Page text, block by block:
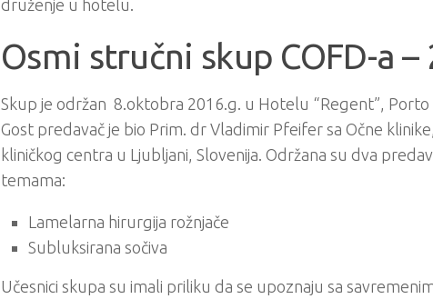
druženje u hotelu.
Osmi stručni skup COFD-a –
Skup je održan 8.oktobra 2016.g. u Hotelu “Regent”,
Gost predavač je bio Prim. dr Vladimir Pfeifer sa Očne
kliničkog centra u Ljubljani, Slovenija. Održana su dva
temama:
Lamelarna hirurgija rožnjače
Subluksirana sočiva
Učesnici skupa su imali priliku da se upoznaju sa